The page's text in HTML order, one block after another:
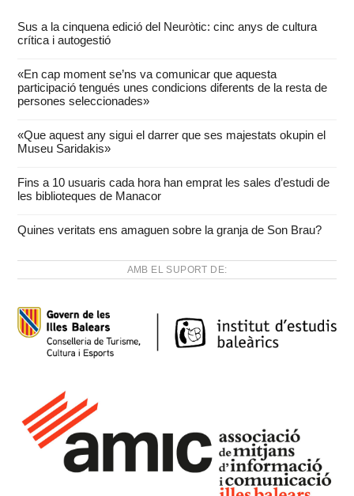
Sus a la cinquena edició del Neuròtic: cinc anys de cultura
crítica i autogestió
«En cap moment se’ns va comunicar que aquesta
participació tengués unes condicions diferents de la resta de
persones seleccionades»
«Que aquest any sigui el darrer que ses majestats okupin el
Museu Saridakis»
Fins a 10 usuaris cada hora han emprat les sales d’estudi de
les biblioteques de Manacor
Quines veritats ens amaguen sobre la granja de Son Brau?
AMB EL SUPORT DE: